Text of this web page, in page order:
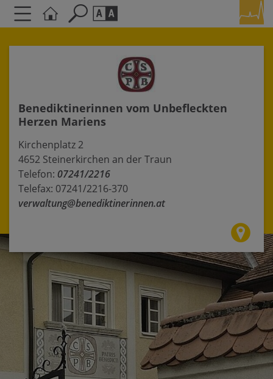
AAA
Kontrasteinstellungen
A A A A A
Benediktinerinnen vom Unbefleckten
Herzen Mariens
Kirchenplatz 2
4652 Steinerkirchen an der Traun
Telefon: 07241/2216
Telefax: 07241/2216-370
verwaltung@benediktinerinnen.at